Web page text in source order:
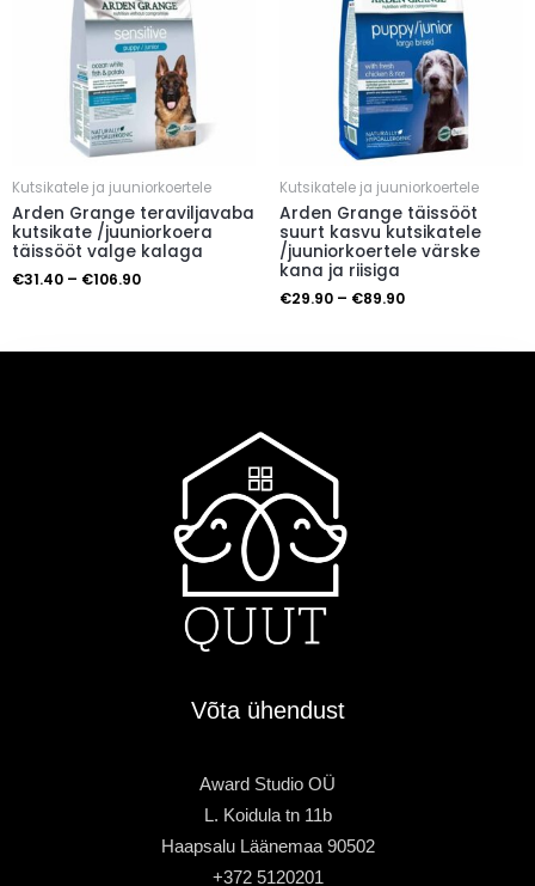
Kutsikatele ja juuniorkoertele
Arden Grange teraviljavaba
kutsikate /juuniorkoera
täissööt valge kalaga
€31.40 – €106.90
Kutsikatele ja juuniorkoertele
Arden Grange täissööt
suurt kasvu kutsikatele
/juuniorkoertele värske
kana ja riisiga
€29.90 – €89.90
Võta ühendust
Award Studio OÜ
L. Koidula tn 11b
Haapsalu Läänemaa 90502
+372 5120201